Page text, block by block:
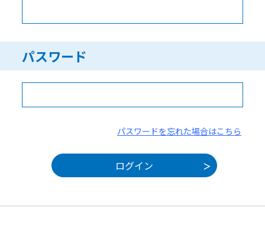
パスワード
パスワードを忘れた場合はこちら